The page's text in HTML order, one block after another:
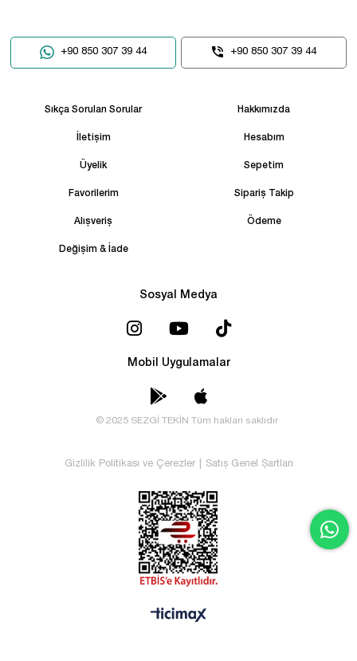
+90 850 307 39 44 +90 850 307 39 44
Sıkça Sorulan Sorular Hakkımızda
İletişim Hesabım
Üyelik Sepetim
Favorilerim Sipariş Takip
Alışveriş Ödeme
Değişim & İade
Sosyal Medya
Mobil Uygulamalar
© 2025 SEZGİ TEKİN Tüm hakları saklıdır
Gizlilik Politikası ve Çerezler Satış Genel Şartları